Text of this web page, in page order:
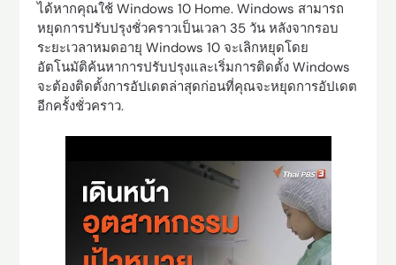
ได้หากคุณใช้ Windows 10 Home. Windows สามารถ
หยุดการปรับปรุงชั่วคราวเป็นเวลา 35 วัน หลังจากรอบ
ระยะเวลาหมดอายุ Windows 10 จะเลิกหยุดโดย
อัตโนมัติค้นหาการปรับปรุงและเริ่มการติดตั้ง Windows
จะต้องติดตั้งการอัปเดตล่าสุดก่อนที่คุณจะหยุดการอัปเดต
อีกครั้งชั่วคราว.